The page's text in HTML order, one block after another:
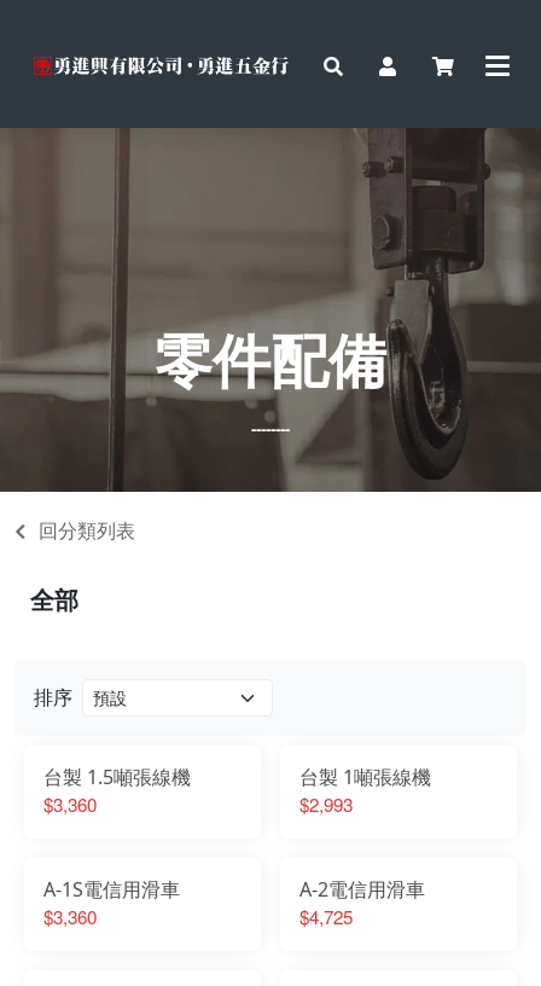
零件配備
--------
回分類列表
排序
台製 1.5噸張線機
$3,360
台製 1噸張線機
$2,993
A-1S電信用滑車
$3,360
A-2電信用滑車
$4,725
全部